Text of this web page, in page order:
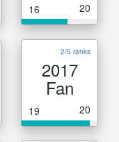
16 20
2/5 ranks
2017
Fan
19 20